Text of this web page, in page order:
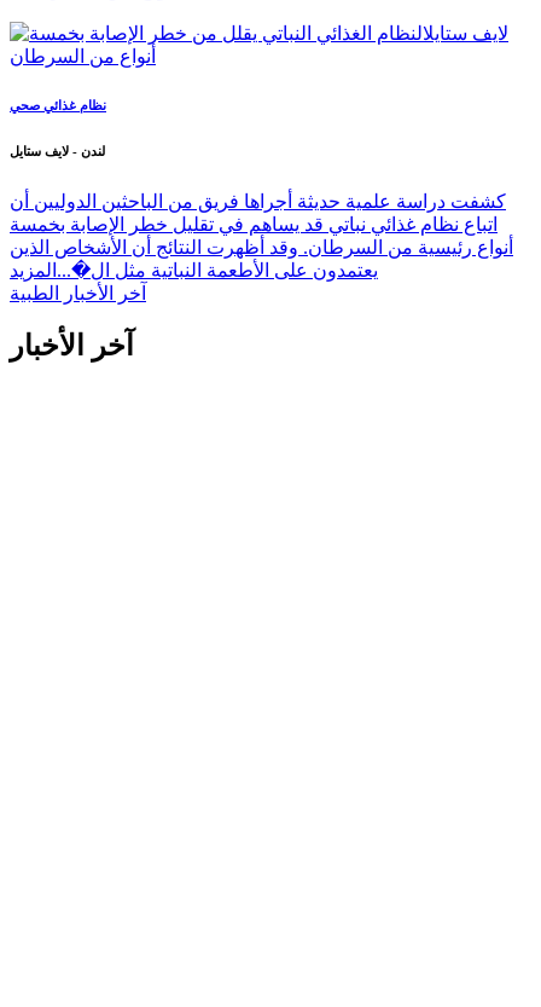
نظام غذائي صحي
لندن - لايف ستايل
كشفت دراسة علمية حديثة أجراها فريق من الباحثين الدوليين أن
اتباع نظام غذائي نباتي قد يساهم في تقليل خطر الإصابة بخمسة
أنواع رئيسية من السرطان. وقد أظهرت النتائج أن الأشخاص الذين
يعتمدون على الأطعمة النباتية مثل ال�... المزيد
آخر الأخبار الطبية
آخر الأخبار